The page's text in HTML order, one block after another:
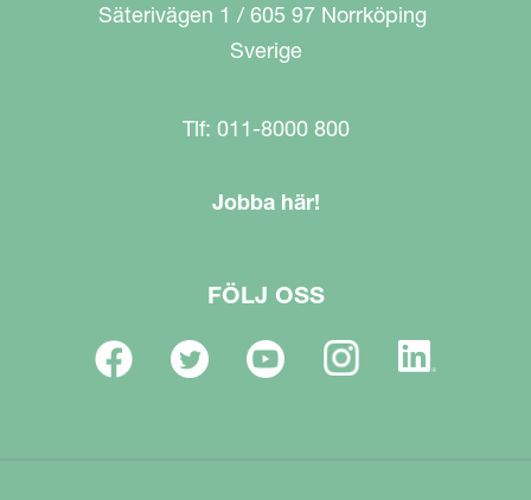
Säterivägen 1 / 605 97 Norrköping
Sverige
Tlf: 011-8000 800
Jobba här!
FÖLJ OSS